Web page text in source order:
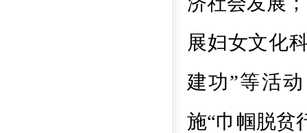
展妇女文化
建功”等活
施“巾帼脱贫